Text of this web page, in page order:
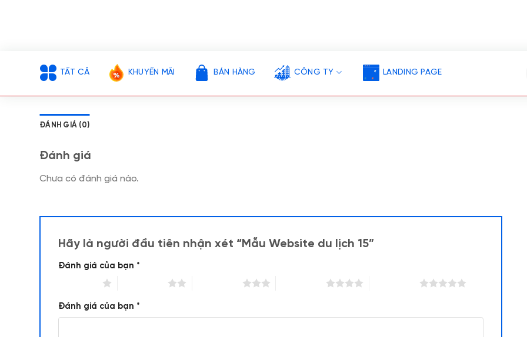
TẤT CẢ KHUYẾN MÃI BÁN HÀNG CÔNG TY LANDING PAGE
ĐÁNH GIÁ (0)
Đánh giá
Chưa có đánh giá nào.
Hãy là người đầu tiên nhận xét “Mẫu Website du lịch 15”
Đánh giá của bạn *
Đánh giá của bạn *